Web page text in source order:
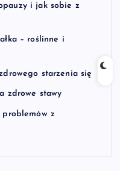
i jak sobie z
– roślinne i
starzenia się
zdrowe stawy
problemów z